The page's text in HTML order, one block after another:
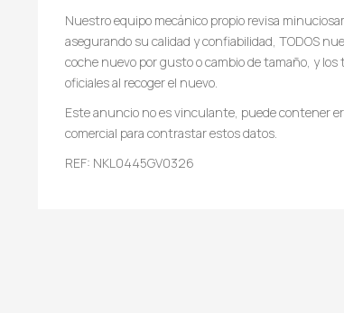
Nuestro equipo mecánico propio revisa
asegurando su calidad y confiabilidad, TODOS
coche nuevo por gusto o cambio de tamaño, y
oficiales al recoger el nuevo.
Este anuncio no es vinculante, puede contener
comercial para contrastar estos datos.
REF: NKL0445GV0326